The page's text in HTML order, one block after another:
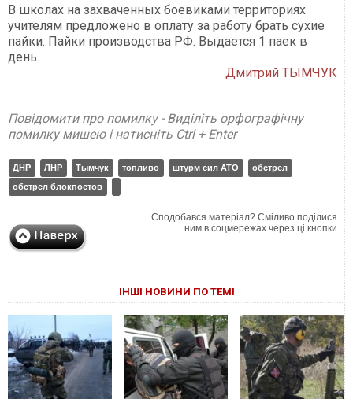
В школах на захваченных боевиками территориях
учителям предложено в оплату за работу брать сухие
пайки. Пайки производства РФ. Выдается 1 паек в
день.
Дмитрий ТЫМЧУК
Повідомити про помилку - Виділіть орфографічну
помилку мишею і натисніть Ctrl + Enter
ДНР ЛНР Тымчук топливо штурм сил АТО
обстрел
обстрел блокпостов
Сподобався матеріал? Сміливо поділися
ним в соцмережах через ці кнопки
ІНШІ НОВИНИ ПО ТЕМІ